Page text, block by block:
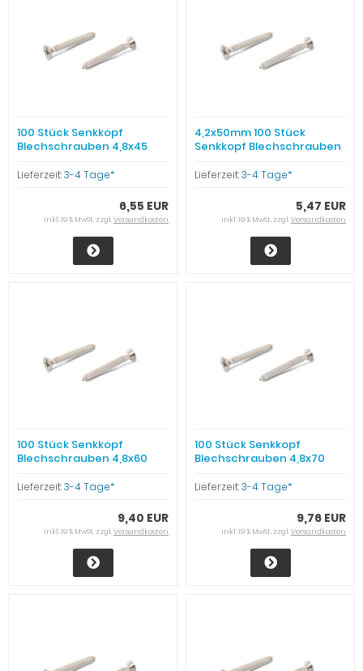
100 Stück Senkkopf
Blechschrauben 4,8x45
Lieferzeit:3-4 Tage*
6,55 EUR
inkl. 19 % MwSt. zzgl.Versandkosten
4,2x50mm 100 Stück
Senkkopf Blechschrauben
Lieferzeit:3-4 Tage*
5,47 EUR
inkl. 19 % MwSt. zzgl.Versandkosten
100 Stück Senkkopf
Blechschrauben 4,8x60
Lieferzeit:3-4 Tage*
9,40 EUR
inkl. 19 % MwSt. zzgl.Versandkosten
100 Stück Senkkopf
Blechschrauben 4,8x70
Lieferzeit:3-4 Tage*
9,76 EUR
inkl. 19 % MwSt. zzgl.Versandkosten